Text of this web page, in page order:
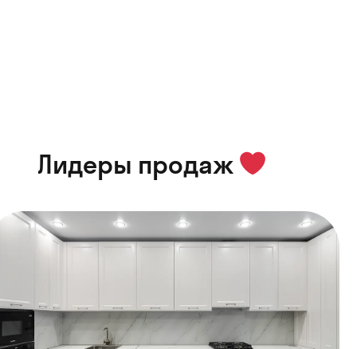
Лидеры продаж